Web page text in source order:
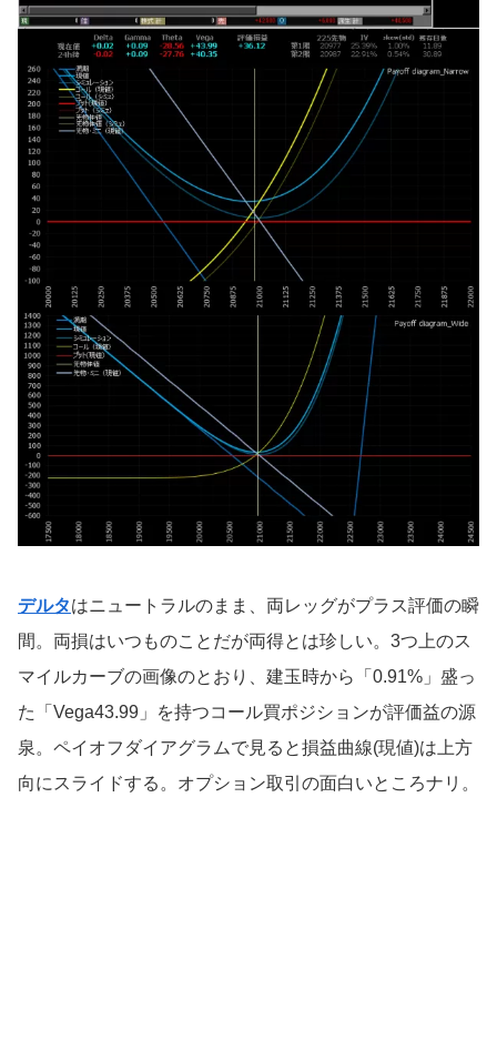
デルタはニュートラルのまま、両レッグがプラス評価の瞬
間。両損はいつものことだが両得とは珍しい。3つ上のス
マイルカーブの画像のとおり、建玉時から「0.91%」盛っ
た「Vega43.99」を持つコール買ポジションが評価益の源
泉。ペイオフダイアグラムで見ると損益曲線(現値)は上方
向にスライドする。オプション取引の面白いところナリ。